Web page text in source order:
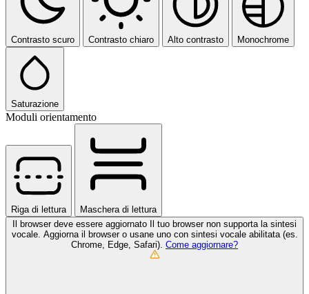
Contrasto scuro Contrasto chiaro Alto contrasto Monochrome
Saturazione
Moduli orientamento
Riga di lettura
Maschera di lettura
Il browser deve essere aggiornato
Il tuo browser non supporta la sintesi
vocale. Aggiorna il browser o usane uno con sintesi vocale abilitata (es.
Chrome, Edge, Safari). Come aggiornare?